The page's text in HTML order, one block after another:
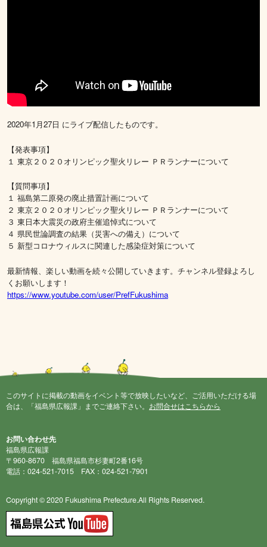
2020年1月27日 にライブ配信したものです。
【発表事項】
１ 東京２０２０オリンピック聖火リレー ＰＲランナーについて
【質問事項】
１ 福島第二原発の廃止措置計画について
２ 東京２０２０オリンピック聖火リレー ＰＲランナーについて
３ 東日本大震災の政府主催追悼式について
４ 県民世論調査の結果（災害への備え）について
５ 新型コロナウィルスに関連した感染症対策について
最新情報、楽しい動画を続々公開していきます。チャンネル登録よろし
くお願いします！
https://www.youtube.com/user/PrefFukushima
このサイトに掲載の動画をイベント等で放映したいなど、ご活用いただける場
合は、「福島県広報課」までご連絡下さい。 お問合せはこちらから
お問い合わせ先
福島県広報課
〒960-8670 福島県福島市杉妻町2番16号
電話：024-521-7015 FAX：024-521-7901
Copyright © 2020 Fukushima Prefecture.All Rights Reserved.